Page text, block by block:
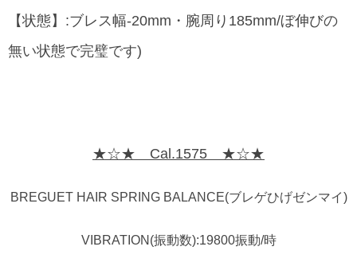
【状態】:ブレス幅-20mm・腕周り185mm/ぼ伸びの
無い状態で完璧です)
★☆★ Cal.1575 ★☆★
BREGUET HAIR SPRING BALANCE(ブレゲひげゼンマイ)
VIBRATION(振動数):19800振動/時